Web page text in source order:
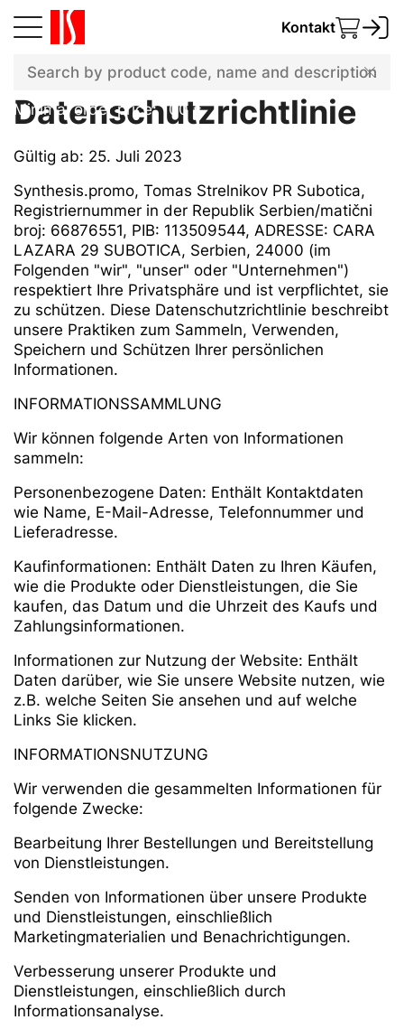
Kontakt
Minimal order price: 100 €
Datenschutzrichtlinie
Datenschutzrichtlinie
Gültig ab: 25. Juli 2023
Synthesis.promo, Tomas Strelnikov PR Subotica,
Registriernummer in der Republik Serbien/matični
broj: 66876551, PIB: 113509544, ADRESSE: CARA
LAZARA 29 SUBOTICA, Serbien, 24000 (im
Folgenden "wir", "unser" oder "Unternehmen")
respektiert Ihre Privatsphäre und ist verpflichtet, sie
zu schützen. Diese Datenschutzrichtlinie beschreibt
unsere Praktiken zum Sammeln, Verwenden,
Speichern und Schützen Ihrer persönlichen
Informationen.
INFORMATIONSSAMMLUNG
Wir können folgende Arten von Informationen
sammeln:
Personenbezogene Daten: Enthält Kontaktdaten
wie Name, E-Mail-Adresse, Telefonnummer und
Lieferadresse.
Kaufinformationen: Enthält Daten zu Ihren Käufen,
wie die Produkte oder Dienstleistungen, die Sie
kaufen, das Datum und die Uhrzeit des Kaufs und
Zahlungsinformationen.
Informationen zur Nutzung der Website: Enthält
Daten darüber, wie Sie unsere Website nutzen, wie
z.B. welche Seiten Sie ansehen und auf welche
Links Sie klicken.
INFORMATIONSNUTZUNG
Wir verwenden die gesammelten Informationen für
folgende Zwecke:
Bearbeitung Ihrer Bestellungen und Bereitstellung
von Dienstleistungen.
Senden von Informationen über unsere Produkte
und Dienstleistungen, einschließlich
Marketingmaterialien und Benachrichtigungen.
Verbesserung unserer Produkte und
Dienstleistungen, einschließlich durch
Informationsanalyse.